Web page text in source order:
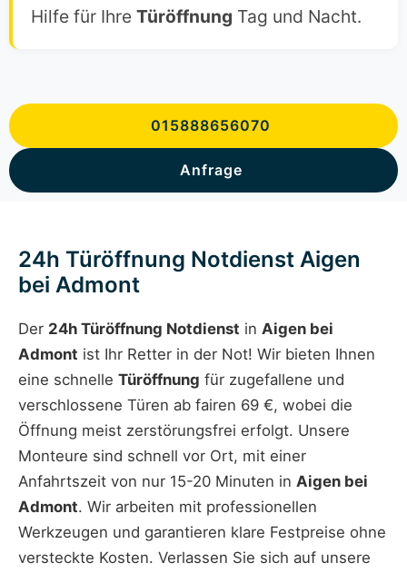
Hilfe für Ihre Türöffnung Tag und Nacht.
015888656070
Anfrage
24h Türöffnung Notdienst Aigen
bei Admont
Der 24h Türöffnung Notdienst in Aigen bei
Admont ist Ihr Retter in der Not! Wir bieten Ihnen
eine schnelle Türöffnung für zugefallene und
verschlossene Türen ab fairen 69 €, wobei die
Öffnung meist zerstörungsfrei erfolgt. Unsere
Monteure sind schnell vor Ort, mit einer
Anfahrtszeit von nur 15-20 Minuten in Aigen bei
Admont. Wir arbeiten mit professionellen
Werkzeugen und garantieren klare Festpreise ohne
versteckte Kosten. Verlassen Sie sich auf unsere